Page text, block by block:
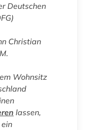
Deutschen
Christian
Wohnsitz
lassen,